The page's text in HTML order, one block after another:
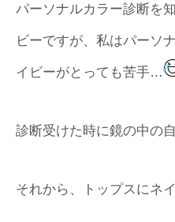
パーソナルカラー診断を
ビーですが、私はパーソ
イビーがとっても苦手…
診断受けた時に鏡の中の
それから、トップスにネ